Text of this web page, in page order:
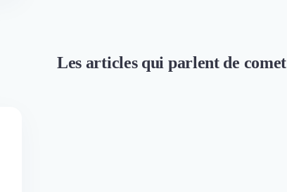
Les articles qui parlent de comet